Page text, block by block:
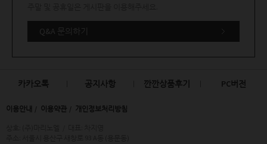
Q&A 문의하기
카카오톡 공지사항 깐깐상품후기 PC버전
이용안내 이용약관 개인정보처리방침